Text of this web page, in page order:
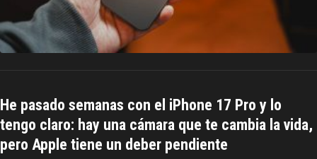
He pasado semanas con el iPhone 17 Pro y lo
tengo claro: hay una cámara que te cambia la vida,
pero Apple tiene un deber pendiente